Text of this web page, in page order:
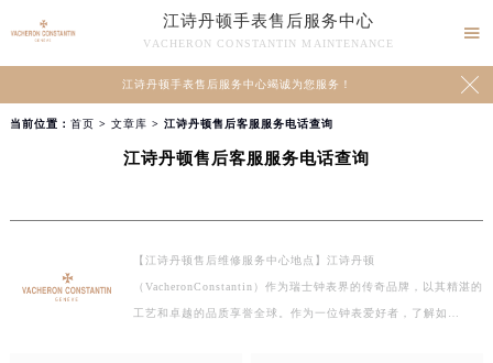
江诗丹顿手表售后服务中心
VACHERON CONSTANTIN MAINTENANCE

江诗丹顿手表售后服务中心竭诚为您服务！ 
当前位置： 首页 > 文章库 > 江诗丹顿售后客服服务电话查询
江诗丹顿售后客服服务电话查询
【江诗丹顿售后维修服务中心地点】江诗丹顿
（VacheronConstantin）作为瑞士钟表界的传奇品牌，以其精湛的
工艺和卓越的品质享誉全球。作为一位钟表爱好者，了解如…